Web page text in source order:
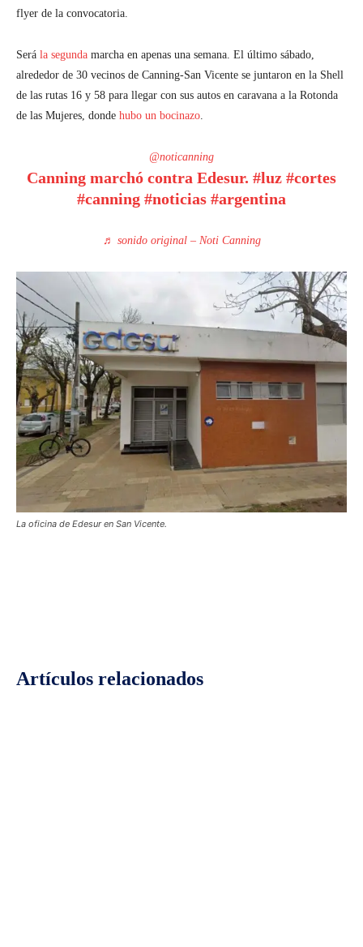
flyer de la convocatoria.
Será la segunda marcha en apenas una semana. El último sábado,
alrededor de 30 vecinos de Canning-San Vicente se juntaron en la Shell
de las rutas 16 y 58 para llegar con sus autos en caravana a la Rotonda
de las Mujeres, donde hubo un bocinazo
@noticanning
Canning marchó contra Edesur. #luz #cortes
#canning #noticias #argentina
♬ sonido original – Noti Canning
La oficina de Edesur en San Vicente.
Artículos relacionados